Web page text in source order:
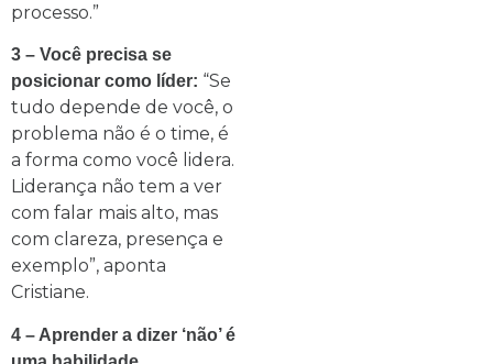
processo.”
3 – Você precisa se
posicionar como líder: “Se
tudo depende de você, o
problema não é o time, é
a forma como você lidera.
Liderança não tem a ver
com falar mais alto, mas
com clareza, presença e
exemplo”, aponta
Cristiane.
4 – Aprender a dizer ‘não’ é